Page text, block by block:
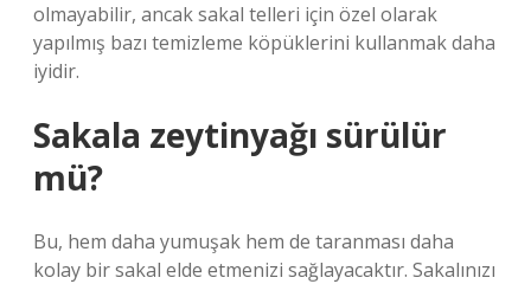
olmayabilir, ancak sakal telleri için özel olarak
yapılmış bazı temizleme köpüklerini kullanmak daha
iyidir.
Sakala zeytinyağı sürülür
mü?
Bu, hem daha yumuşak hem de taranması daha
kolay bir sakal elde etmenizi sağlayacaktır. Sakalınızı